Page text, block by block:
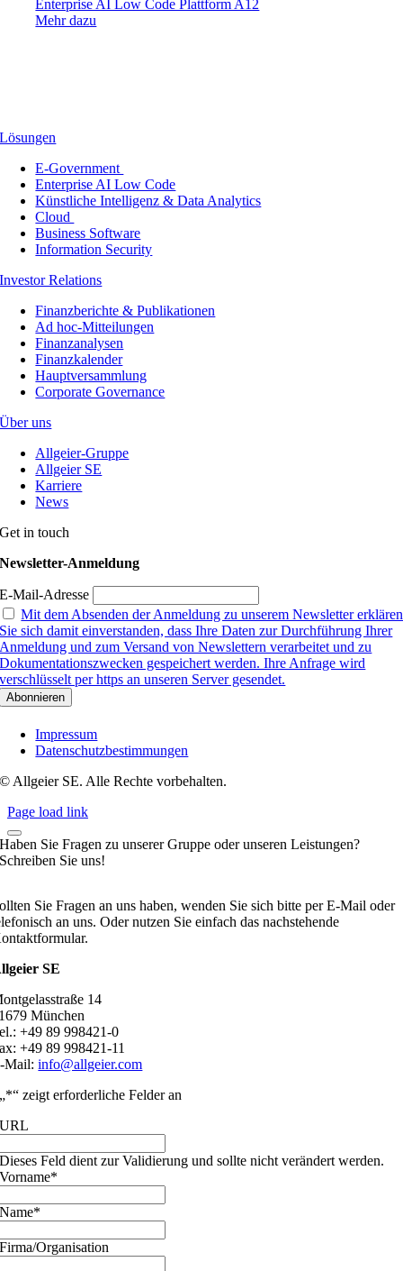
Enterprise AI Low Code Plattform A12
Mehr dazu
Lösungen
E-Government
Enterprise AI Low Code
Künstliche Intelligenz & Data Analytics
Cloud
Business Software
Information Security
Investor Relations
Finanzberichte & Publikationen
Ad hoc-Mitteilungen
Finanzanalysen
Finanzkalender
Hauptversammlung
Corporate Governance
Über uns
Allgeier-Gruppe
Allgeier SE
Karriere
News
Get in touch
Newsletter-Anmeldung
E-Mail-Adresse
Mit dem Absenden der Anmeldung zu unserem Newsletter erklären
Sie sich damit einverstanden, dass Ihre Daten zur Durchführung Ihrer
Anmeldung und zum Versand von Newslettern verarbeitet und zu
Dokumentationszwecken gespeichert werden. Ihre Anfrage wird
verschlüsselt per https an unseren Server gesendet.
Impressum
Datenschutzbestimmungen
© Allgeier SE. Alle Rechte vorbehalten.
Page load link
Haben Sie Fragen zu unserer Gruppe oder unseren Leistungen?
Schreiben Sie uns!
Sie Fragen an uns haben, wenden Sie sich bitte per E-Mail oder
an uns. Oder nutzen Sie einfach das nachstehende
SE
14
München
+49 89 998421-0
+49 89 998421-11
Mail:info@allgeier.com
„*“ zeigt erforderliche Felder an
URL
Dieses Feld dient zur Validierung und sollte nicht verändert werden.
Vorname*
Name*
Firma/Organisation